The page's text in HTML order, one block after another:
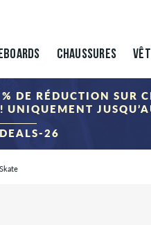
CHAUSSURES
DE RÉDUCTION SUR
UNIQUEMENT
26
23h59 (CEST) ! La réduction sera